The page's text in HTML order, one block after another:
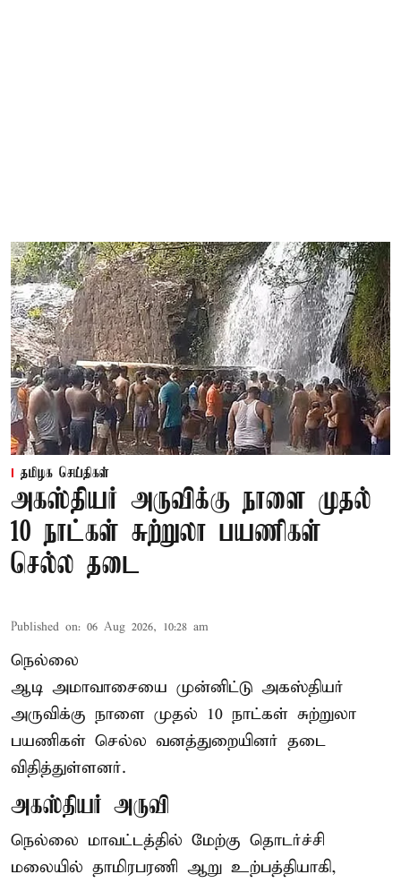
தமிழக செய்திகள்
அகஸ்தியர் அருவிக்கு நாளை முதல்
10 நாட்கள் சுற்றுலா பயணிகள்
செல்ல தடை
Published on: 06 Aug 2026, 10:28 am
நெல்லை
ஆடி அமாவாசையை முன்னிட்டு அகஸ்தியர்
அருவிக்கு நாளை முதல் 10 நாட்கள் சுற்றுலா
பயணிகள் செல்ல வனத்துறையினர் தடை
விதித்துள்ளனர்.
அகஸ்தியர் அருவி
நெல்லை மாவட்டத்தில் மேற்கு தொடர்ச்சி
மலையில் தாமிரபரணி ஆறு உற்பத்தியாகி,